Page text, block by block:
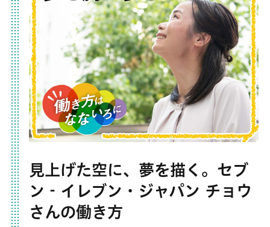
見上げた空に、夢を描く。セブ
ン‐イレブン・ジャパン チョウ
さんの働き方